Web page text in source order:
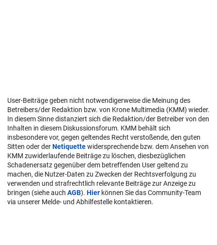
User-Beiträge geben nicht notwendigerweise die Meinung des
Betreibers/der Redaktion bzw. von Krone Multimedia (KMM) wieder.
In diesem Sinne distanziert sich die Redaktion/der Betreiber von den
Inhalten in diesem Diskussionsforum. KMM behält sich
insbesondere vor, gegen geltendes Recht verstoßende, den guten
Sitten oder derNetiquettewidersprechende bzw. dem Ansehen von
KMM zuwiderlaufende Beiträge zu löschen, diesbezüglichen
Schadenersatz gegenüber dem betreffenden User geltend zu
machen, die Nutzer-Daten zu Zwecken der Rechtsverfolgung zu
verwenden und strafrechtlich relevante Beiträge zur Anzeige zu
bringen (siehe auch AGB). Hier können Sie das Community-Team
via unserer Melde- und Abhilfestelle kontaktieren.